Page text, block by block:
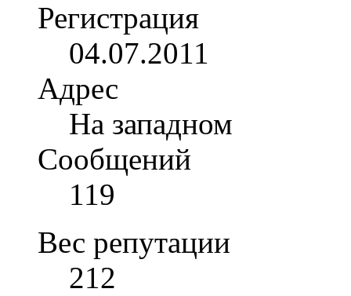
Регистрация
04.07.2011
Адрес
На западном
Сообщений
119
Вес репутации
212